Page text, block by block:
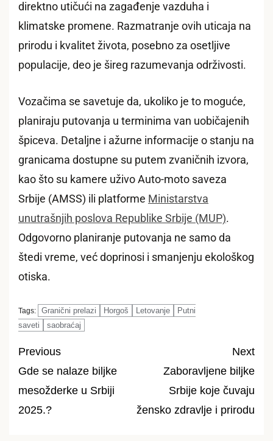
direktno utičući na zagađenje vazduha i
klimatske promene. Razmatranje ovih uticaja na
prirodu i kvalitet života, posebno za osetljive
populacije, deo je šireg razumevanja održivosti.
Vozačima se savetuje da, ukoliko je to moguće,
planiraju putovanja u terminima van uobičajenih
špiceva. Detaljne i ažurne informacije o stanju na
granicama dostupne su putem zvaničnih izvora,
kao što su kamere uživo Auto-moto saveza
Srbije (AMSS) ili platforme Ministarstva
unutrašnjih poslova Republike Srbije (MUP).
Odgovorno planiranje putovanja ne samo da
štedi vreme, već doprinosi i smanjenju ekološkog
otiska.
Tags: Granični prelazi Horgoš Letovanje
Putni
saveti
saobraćaj
Post
navigation
Previous
Gde se nalaze biljke
mesožderke u Srbiji
2025.?
Next
Zaboravljene biljke
Srbije koje čuvaju
žensko zdravlje i prirodu